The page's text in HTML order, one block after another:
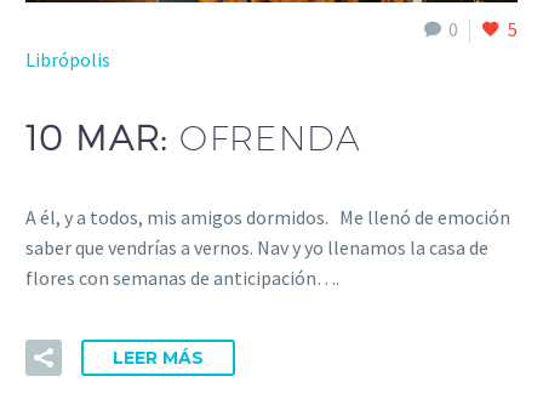
0
5
Librópolis
10 MAR: OFRENDA
A él, y a todos, mis amigos dormidos. Me llenó de emoción
saber que vendrías a vernos. Nav y yo llenamos la casa de
flores con semanas de anticipación….
LEER MÁS